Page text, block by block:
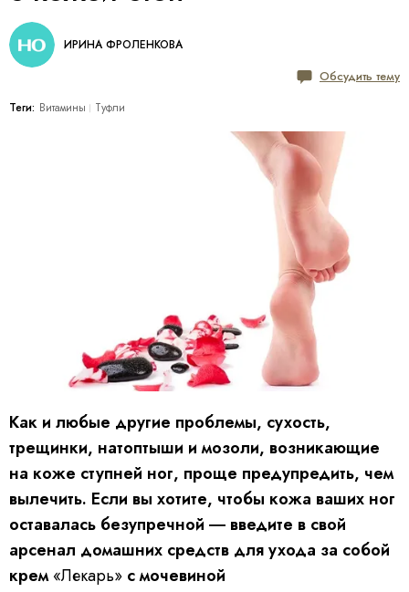
ИРИНА ФРОЛЕНКОВА
Обсудить тему
Теги: Витамины Туфли
Как и любые другие проблемы, сухость,
трещинки, натоптыши и мозоли, возникающие
на коже ступней ног, проще предупредить, чем
вылечить. Если вы хотите, чтобы кожа ваших ног
оставалась безупречной ― введите в свой
арсенал домашних средств для ухода за собой
крем«Лекарь» с мочевиной